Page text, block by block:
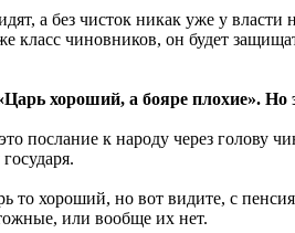
а без чисток никак уже у
класс чиновников, он будет
хороший, а бояре плохие».
послание к народу через голову
то хороший, но вот видите, с
или вообще их нет.